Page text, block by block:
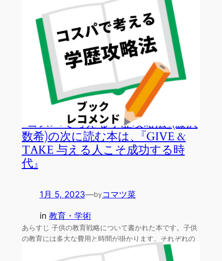
『コスパで考える学歴攻略法』(藤沢
数希)の次に読む本は、『GIVE &
TAKE 与える人こそ成功する時
代』
1月 5, 2023—byコマツ菜
in 教育・学術
あらすじ 子供の教育戦略について書かれた本です。子供
の教育には多大な費用と時間が掛かります。それぞれの